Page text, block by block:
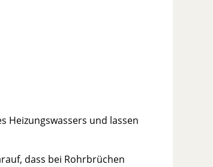
Heizungswassers und lassen
dass bei Rohrbrüchen